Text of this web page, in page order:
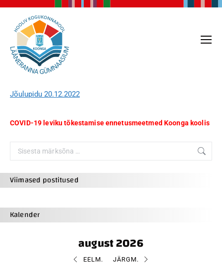
Jõulupidu 20.12.2022
COVID-19 leviku tõkestamise ennetusmeetmed Koonga koolis
Viimased postitused
Kalender
EELM.
august 2026
JÄRGM.